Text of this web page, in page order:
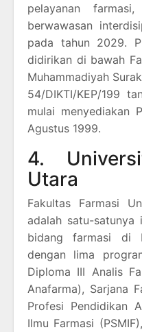
pelayanan
berwawasan
pada tahun 2029.
didirikan di bawah
Muhammadiyah
54/DIKTI/KEP/199
mulai menyediakan
Agustus 1999.
4.
Utara
Fakultas Farmasi
adalah satu-satunya
bidang farmasi di
dengan lima
Diploma III Analis
Anafarma), Sarjana
Profesi Pendidikan
Ilmu Farmasi